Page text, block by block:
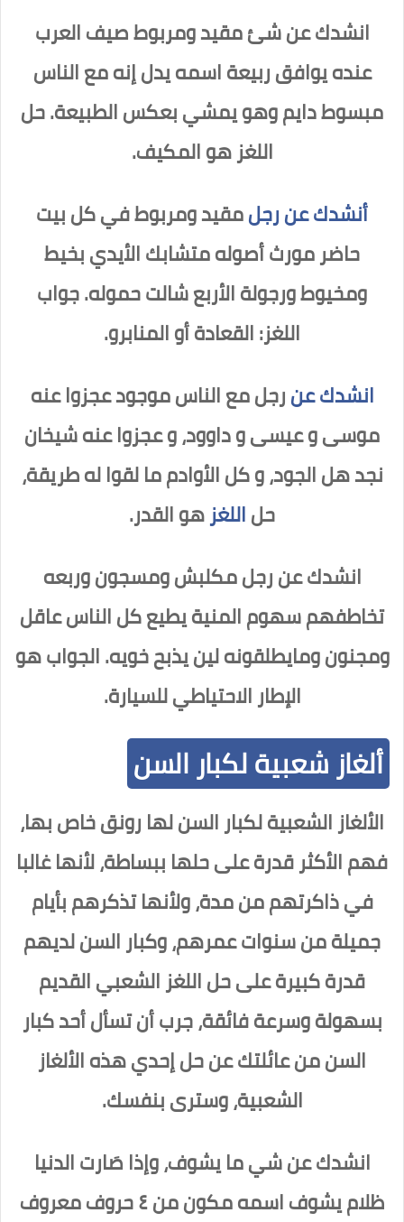
انشدك عن شئ مقيد ومربوط صيف العرب
عنده يوافق ربيعة اسمه يدل إنه مع الناس
مبسوط دايم وهو يمشي بعكس الطبيعة. حل
اللغز هوالمكيف.
أنشدك عن رجلمقيد ومربوط في كل بيت
حاضر مورث أصوله متشابك الأيدي بخيط
ومخيوط ورجولة الأربع شالت حموله. جواب
اللغز: القعادة أو المنابرو.
انشدك عنرجل مع الناس موجود عجزوا عنه
موسى و عيسى و داوود، و عجزوا عنه شيخان
نجد هل الجود، و كل الأوادم ما لقوا له طريقة،
حلاللغزهوالقدر.
انشدك عن رجل مكلبش ومسجون وربعه
تخاطفهم سهوم المنية يطيع كل الناس عاقل
ومجنون ومايطلقونه لين يذبح خويه. الجواب هو
الإطار الاحتياطي للسيارة.
ألغاز شعبية لكبار السن
الألغاز الشعبية لكبار السن لها رونق خاص بها،
فهم الأكثر قدرة على حلها ببساطة، لأنها غالبا
في ذاكرتهم من مدة، ولأنها تذكرهم بأيام
جميلة من سنوات عمرهم، وكبار السن لديهم
قدرة كبيرة على حل اللغز الشعبي القديم
بسهولة وسرعة فائقة، جرب أن تسأل أحد كبار
السن من عائلتك عن حل إحدي هذه الألغاز
الشعبية، وسترى بنفسك.
انشدك عن شي ما يشوف، وإذا صَارت الدنيا
ظلام يشوف اسمه مكون من ٤ حروف معروف